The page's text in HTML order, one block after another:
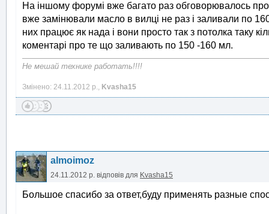
На іншому форумі вже багато раз обговорювалось про
вже замінювали масло в вилці не раз і заливали по
них працює як нада і вони просто так з потолка таку
коментарі про те що заливають по 150 -160 мл.
Не мешай технике работать!!!!
Змінено: 24.11.2012 р., Kvasha15
almoimoz
24.11.2012 р. відповів для Kvasha15
Большое спасибо за ответ,буду применять разные